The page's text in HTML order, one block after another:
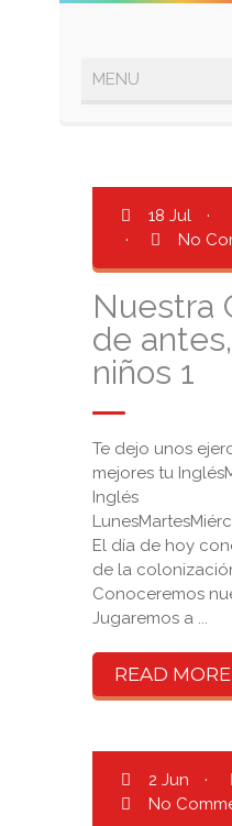
18 Jul ·
·
No
Nuestra
de
niños 1
Te dejo unos
mejores tu
Inglés
El día de hoy
de la
Conoceremos
Jugaremos a ...
READ MORE
2 Jun ·
No